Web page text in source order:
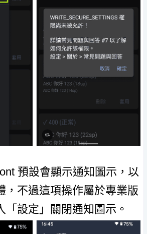
預設會顯示通知圖示，以
，不過這項操作屬於專業版
「設定」關閉通知圖示。